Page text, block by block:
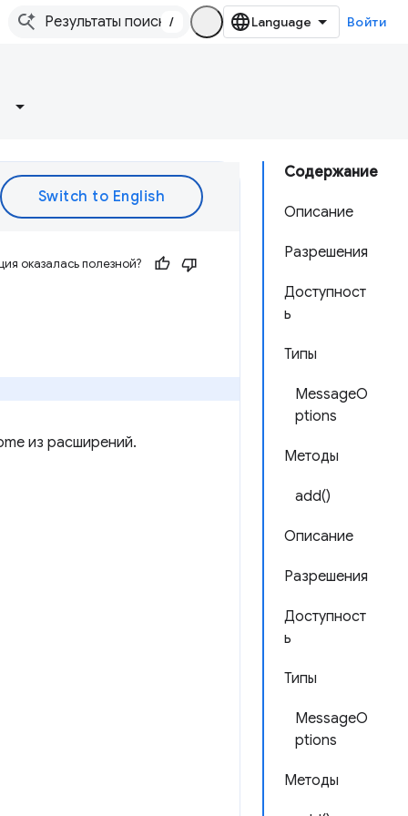
/ Войти
Содержание
Описание
Разрешения
Доступност
ь
Типы
MessageO
ptions
Методы
add()
Описание
Разрешения
Доступност
ь
Типы
MessageO
ptions
Методы
оказалась полезной?
из расширений.